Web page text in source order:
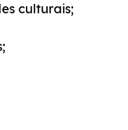
culturais;